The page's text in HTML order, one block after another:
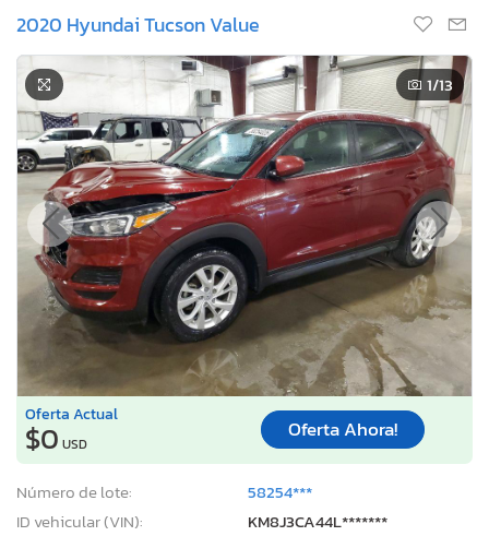
2020 Hyundai Tucson Value
1/13
Oferta Actual
$0 USD
Oferta Ahora!
Número de lote:
58254***
ID vehicular (VIN):
KM8J3CA44L*******